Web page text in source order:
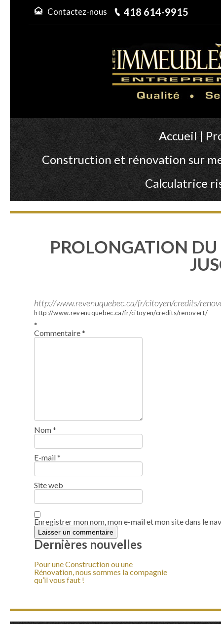
Contactez-nous 418 614-9915
Accueil|
Construction et rénovation sur
Calculatrice
PROLONGATION
http://www.revenuquebec.ca/fr/citoyen/credits/
http://www.revenuquebec.ca/fr/citoyen/credits/renovert/
*
Commentaire*
Nom*
E-mail*
Site web
Enregistrer mon nom, mon e-mail et mon site dans le
Dernières nouvelles
Pour une Construction ou une
Rénovation, nous sommes la compagnie
qu’il vous faut !